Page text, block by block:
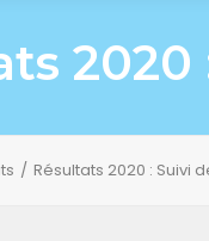
Résultats 2020 : Suivi